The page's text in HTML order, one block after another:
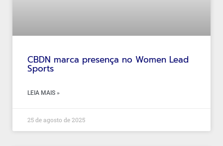
CBDN marca presença no Women Lead
Sports
LEIA MAIS »
25 de agosto de 2025